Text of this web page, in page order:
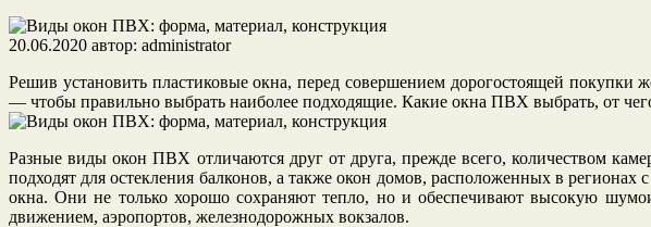
20.06.2020 автор: administrator
Решив установить пластиковые окна, перед совершением дорогостоящей
— чтобы правильно выбрать наиболее подходящие. Какие окна ПВХ выбрать, от
Разные виды окон ПВХ отличаются друг от друга, прежде всего, количеством
подходят для остекления балконов, а также окон домов, расположенных в
окна. Они не только хорошо сохраняют тепло, но и обеспечивают высокую
движением, аэропортов, железнодорожных вокзалов.